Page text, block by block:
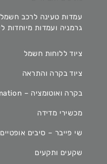
גרמניה ועמדות מיוחדות
ציוד ללוחות חשמל
ציוד בקרה והתראה
בקרה ואוטומציה – Control & Automation
מכשירי מדידה
שי פייבר – סיבים אופטיים
שקעים ותקעים